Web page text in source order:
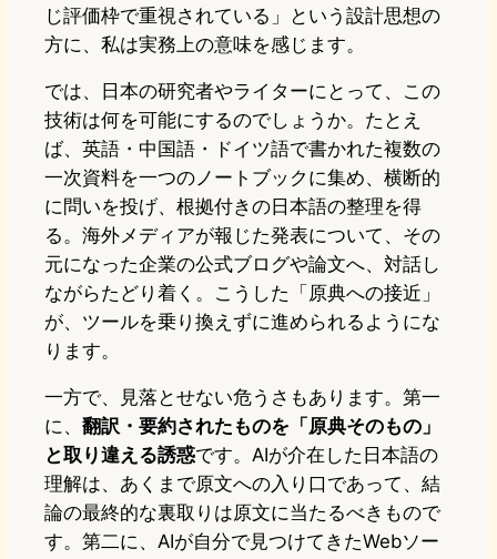
じ評価枠で重視されている」という設計思想の
方に、私は実務上の意味を感じます。
では、日本の研究者やライターにとって、この
技術は何を可能にするのでしょうか。たとえ
ば、英語・中国語・ドイツ語で書かれた複数の
一次資料を一つのノートブックに集め、横断的
に問いを投げ、根拠付きの日本語の整理を得
る。海外メディアが報じた発表について、その
元になった企業の公式ブログや論文へ、対話し
ながらたどり着く。こうした「原典への接近」
が、ツールを乗り換えずに進められるようにな
ります。
一方で、見落とせない危うさもあります。第一
に、 翻訳・要約されたものを「原典そのもの」
と取り違える誘惑です。AIが介在した日本語の
理解は、あくまで原文への入り口であって、結
論の最終的な裏取りは原文に当たるべきもので
す。第二に、AIが自分で見つけてきたWebソー